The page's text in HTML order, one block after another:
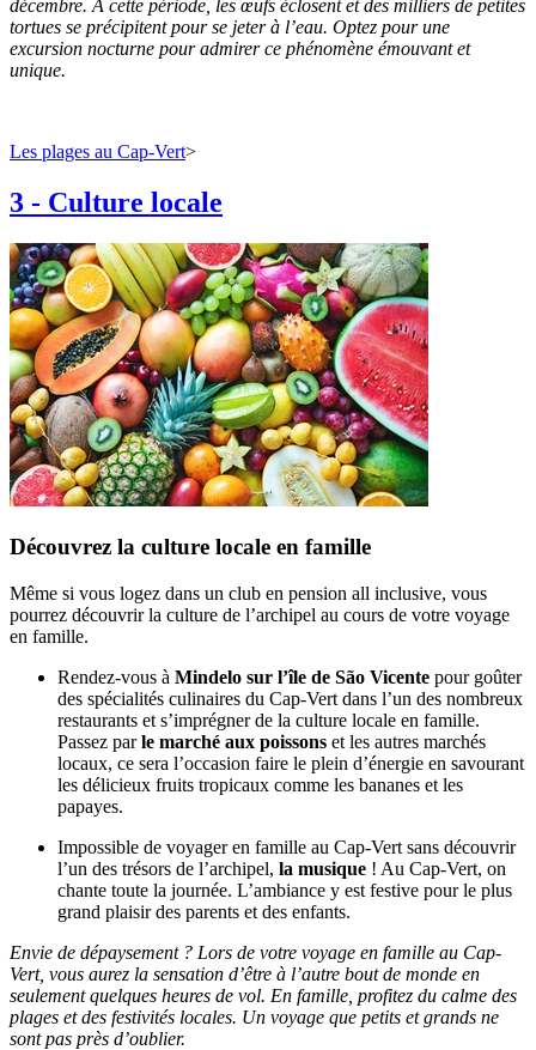
décembre. À cette période, les œufs éclosent et des milliers de petites
tortues se précipitent pour se jeter à l’eau. Optez pour une
excursion nocturne pour admirer ce phénomène émouvant et
unique.
Les plages au Cap-Vert>
3 - Culture locale
Découvrez la culture locale en famille
Même si vous logez dans un club en pension all inclusive, vous
pourrez découvrir la culture de l’archipel au cours de votre voyage
en famille.
Rendez-vous à Mindelo sur l’île de São Vicente pour goûter
des spécialités culinaires du Cap-Vert dans l’un des nombreux
restaurants et s’imprégner de la culture locale en famille.
Passez parle marché aux poissons et les autres marchés
locaux, ce sera l’occasion faire le plein d’énergie en savourant
les délicieux fruits tropicaux comme les bananes et les
papayes.
Impossible de voyager en famille au Cap-Vert sans découvrir
l’un des trésors de l’archipel, la musique ! Au Cap-Vert, on
chante toute la journée. L’ambiance y est festive pour le plus
grand plaisir des parents et des enfants.
Envie de dépaysement ? Lors de votre voyage en famille au Cap-
Vert, vous aurez la sensation d’être à l’autre bout de monde en
seulement quelques heures de vol. En famille, profitez du calme des
plages et des festivités locales. Un voyage que petits et grands ne
sont pas près d’oublier.